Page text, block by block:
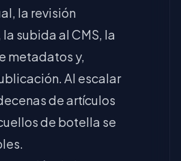
la revisión
subida al CMS, la
metadatos y,
Al escalar
de artículos
de botella se